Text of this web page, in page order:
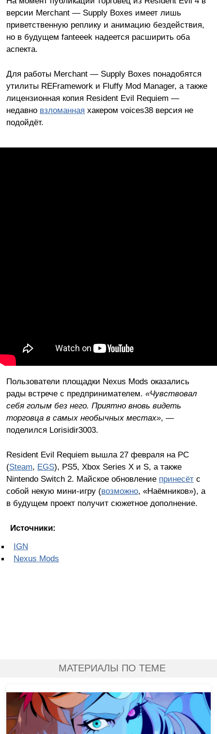
версии Merchant — Supply Boxes имеет лишь
приветственную реплику и анимацию бездействия,
но в будущем fanteeek надеется расширить оба
аспекта.
Для работы Merchant — Supply Boxes понадобятся
утилиты REFramework и Fluffy Mod Manager, а также
лицензионная копия Resident Evil Requiem —
недавно взломанная хакером voices38 версия не
подойдёт.
Пользователи площадки Nexus Mods оказались
рады встрече с предпринимателем. «Чувствовал
себя голым без него. Приятно вновь видеть
торговца в самых необычных местах», —
поделился Lorisidir3003.
Resident Evil Requiem вышла 27 февраля на PC
(Steam, EGS), PS5, Xbox Series X и S, а также
Nintendo Switch 2. Майское обновление принесётс
собой некую мини-игру (возможно, «Наёмников»), а
в будущем проект получит сюжетное дополнение.
Источники:
IGN
Nexus Mods
МАТЕРИАЛЫ ПО ТЕМЕ